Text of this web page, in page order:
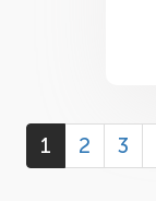
1 2 3